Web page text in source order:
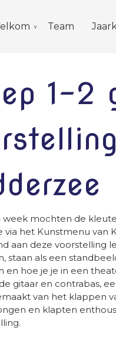
Team
1-2
mochten de
via het Kunstmenu van
aan deze voorstelling
staan als een
en hoe je je in een
gitaar en contrabas,
van het klappen
en klapten